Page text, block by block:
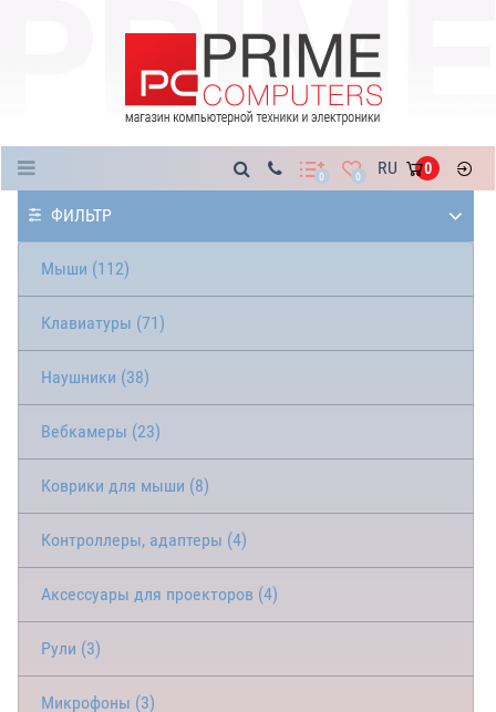
0 0 RU 0
ФИЛЬТР
Мыши (112)
Клавиатуры (71)
Наушники (38)
Вебкамеры (23)
Коврики для мыши (8)
Контроллеры, адаптеры (4)
Аксессуары для проекторов (4)
Рули (3)
Микрофоны (3)